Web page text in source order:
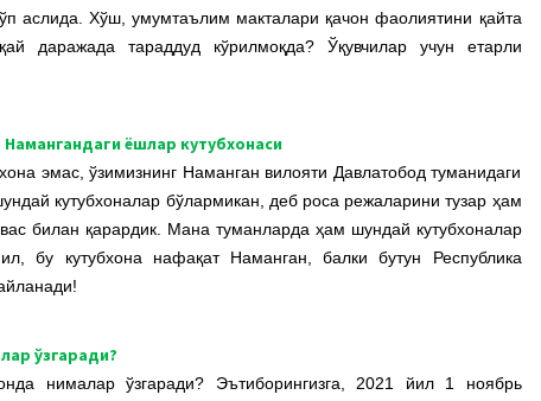
аслида. Хўш, умумтаълим макталари қачон фаолиятини қайта
даражада тараддуд кўрилмоқда? Ўқувчилар учун етарли
ёшлар кутубхонаси
эмас, ўзимизнинг Наманган вилояти Давлатобод туманидаги
кутубхоналар бўлармикан, деб роса режаларини тузар ҳам
билан қарардик. Мана туманларда ҳам шундай кутубхоналар
бу кутубхона нафақат Наманган, балки бутун Республика
ўзгаради?
нималар ўзгаради? Эътиборингизга, 2021 йил 1 ноябрь